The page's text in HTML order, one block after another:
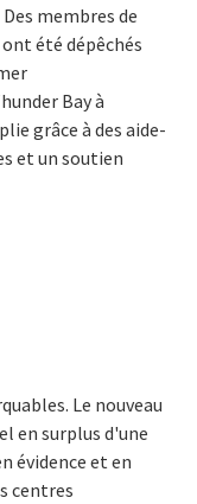
membres de
été dépêchés
Bay à
grâce à des aide-
et un soutien
Le nouveau
en surplus d'une
évidence et en
centres